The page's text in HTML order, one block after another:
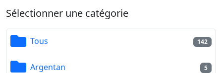
Sélectionner une catégorie
Tous 142
Argentan 5